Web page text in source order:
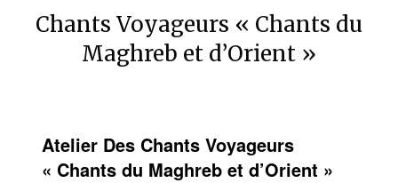
Chants Voyageurs « Chants du
Maghreb et d’Orient »
Atelier Des Chants Voyageurs
« Chants du Maghreb et d’Orient »